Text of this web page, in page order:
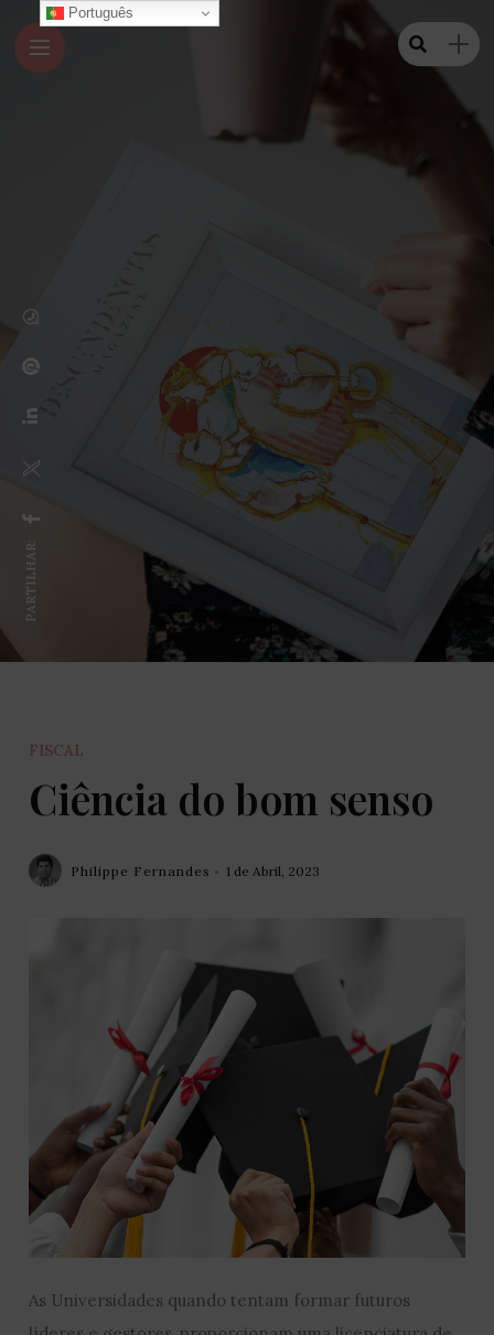
PARTILHAR:
FISCAL
Ciência do bom senso
Philippe Fernandes 1 de Abril, 2023
As Universidades quando tentam formar futuros
Português